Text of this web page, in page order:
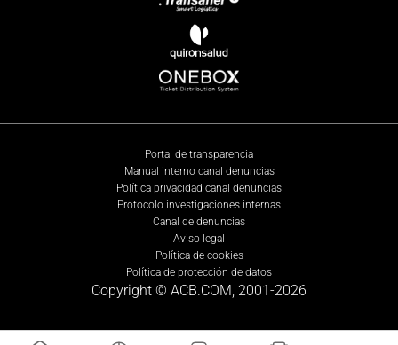
Portal de transparencia
Manual interno canal denuncias
Política privacidad canal denuncias
Protocolo investigaciones internas
Canal de denuncias
Aviso legal
Política de cookies
Política de protección de datos
Copyright © ACB.COM, 2001-2026